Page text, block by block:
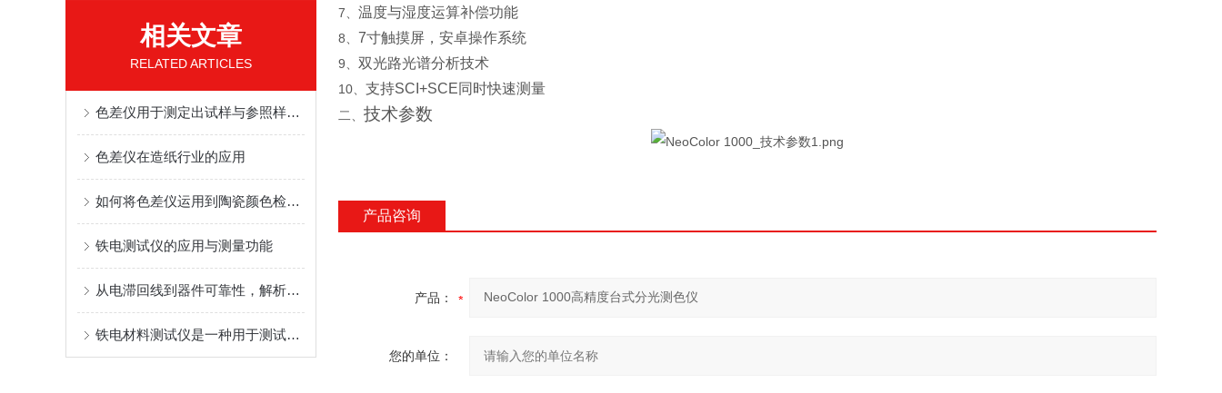
相关文章
RELATED ARTICLES
色差仪用于测定出试样与参照样的颜色差异
色差仪在造纸行业的应用
如何将色差仪运用到陶瓷颜色检测中
铁电测试仪的应用与测量功能
从电滞回线到器件可靠性，解析Radiant铁电测试系统在功能材料研发中的核心价值
铁电材料测试仪是一种用于测试铁电性能的专用仪器
7、 温度与湿度运算补偿功能
8、 7寸触摸屏，安卓操作系统
9、 双光路光谱分析技术
10、 支持SCI+SCE同时快速测量
二、 技术参数
产品咨询
产品：
您的单位：